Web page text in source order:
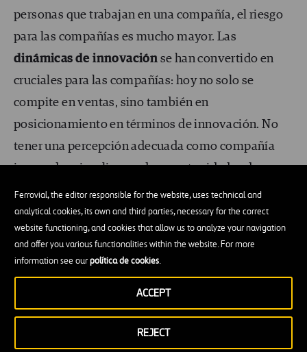
Ferrovial, the editor responsible for the website, uses technical and
analytical cookies, its own and third parties, necessary for the correct
website functioning, and cookies that allow us to analyze your navigation
and offer you various functionalities within the website. For more
information see ourpolítica de cookies.
REJECT
ACCEPT
personas que trabajan en una compañía, el riesgo
para las compañías es mucho mayor. Las
dinámicas de innovación se han convertido en
cruciales para las compañías: hoy no solo se
compite en ventas, sino también en
posicionamiento en términos de innovación. No
tener una percepción adecuada como compañía
innovadora implica perder oportunidades de
ventas, de alianzas o de atracción de talento, y
termina por suponer una condena a la irrelevancia.
Las compañías adoptan distintas estructuras para
asegurar la innovación: algunas la
otras ladistribuyen, otras la conviertenen un
, pero en todas esas compañías
exitosas, parece haber un sustrato común, casi